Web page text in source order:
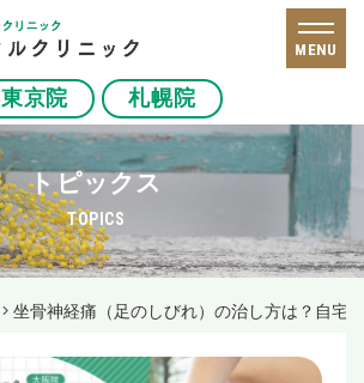
東京院 札幌院
MENU
トピックス
TOPICS
坐骨神経痛（足のしびれ）の治し方は？自宅